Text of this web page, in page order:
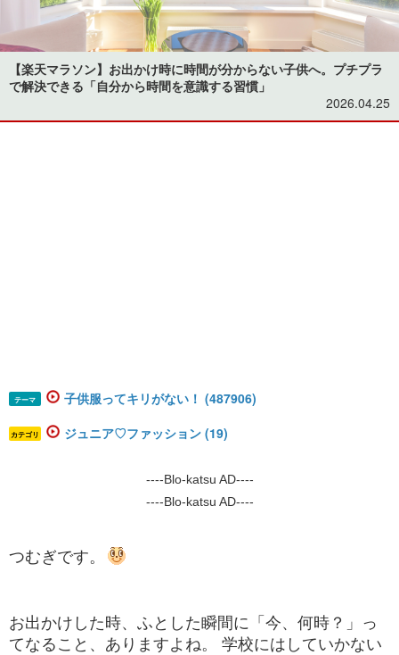
【楽天マラソン】お出かけ時に時間が分からない子供へ。プチプラ
で解決できる「自分から時間を意識する習慣」
2026.04.25
テーマ 子供服ってキリがない！ (487906)
カテゴリ ジュニア♡ファッション (19)
----Blo-katsu AD----
----Blo-katsu AD----
つむぎです。
お出かけした時、ふとした瞬間に「今、何時？」っ
てなること、ありますよね。 学校にはしていかない